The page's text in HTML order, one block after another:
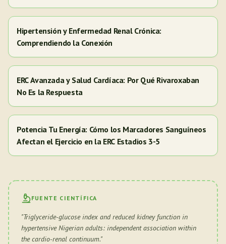
Objetivo para Nuevas Terapias
Hipertensión y Enfermedad Renal Crónica:
Comprendiendo la Conexión
ERC Avanzada y Salud Cardíaca: Por Qué Rivaroxaban
No Es la Respuesta
Potencia Tu Energía: Cómo los Marcadores Sanguíneos
Afectan el Ejercicio en la ERC Estadios 3-5
FUENTE CIENTÍFICA
"Triglyceride-glucose index and reduced kidney function in
hypertensive Nigerian adults: independent association within
the cardio-renal continuum."